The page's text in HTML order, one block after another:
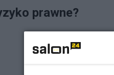
prawne?